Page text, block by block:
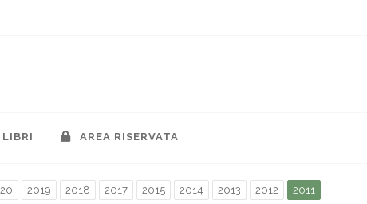
AREA RISERVATA
2019 2018 2017 2015 2014 2013 2012
2011